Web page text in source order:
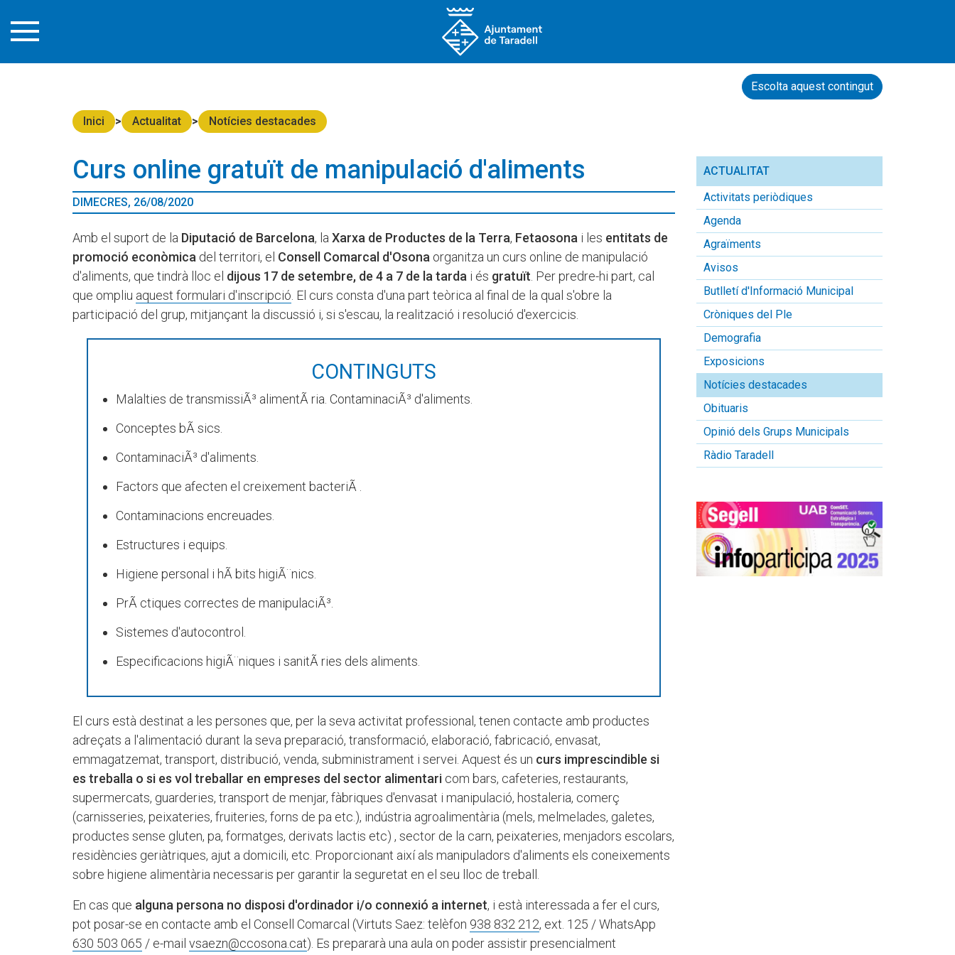
Escolta aquest contingut
Inici Actualitat Notícies destacades
Curs online gratuït de manipulació d'aliments
DIMECRES, 26/08/2020
Amb el suport de la Diputació de Barcelona, la Xarxa de Productes de la Terra, Fetaosona i les entitats de
promoció econòmica del territori, el Consell Comarcal d'Osona organitza un curs online de manipulació
d'aliments, que tindrà lloc el dijous 17 de setembre, de 4 a 7 de la tarda i és gratuït . Per predre-hi part, cal
que ompliu aquest formulari d'inscripció . El curs consta d'una part teòrica al final de la qual s'obre la
participació del grup, mitjançant la discussió i, si s'escau, la realització i resolució d'exercicis.
CONTINGUTS
Malalties de transmissiÃ³ alimentÃ ria. ContaminaciÃ³ d'aliments.
Conceptes bÃ sics.
ContaminaciÃ³ d'aliments.
Factors que afecten el creixement bacteriÃ .
Contaminacions encreuades.
Estructures i equips.
Higiene personal i hÃ bits higiÃ¨nics.
PrÃ ctiques correctes de manipulaciÃ³.
Sistemes d'autocontrol.
Especificacions higiÃ¨niques i sanitÃ ries dels aliments.
El curs està destinat a les persones que, per la seva activitat professional, tenen contacte amb productes
adreçats a l'alimentació durant la seva preparació, transformació, elaboració, fabricació, envasat,
emmagatzemat, transport, distribució, venda, subministrament i servei. Aquest és un curs imprescindible si
es treballa o si es vol treballar en empreses del sector alimentari com bars, cafeteries, restaurants,
supermercats, guarderies, transport de menjar, fàbriques d'envasat i manipulació, hostaleria, comerç
(carnisseries, peixateries, fruiteries, forns de pa etc.), indústria agroalimentària (mels, melmelades, galetes,
productes sense gluten, pa, formatges, derivats lactis etc) , sector de la carn, peixateries, menjadors escolars,
residències geriàtriques, ajut a domicili, etc. Proporcionant així als manipuladors d'aliments els coneixements
sobre higiene alimentària necessaris per garantir la seguretat en el seu lloc de treball.
En cas que alguna persona no disposi d'ordinador i/o connexió a internet, i està interessada a fer el curs,
pot posar-se en contacte amb el Consell Comarcal (Virtuts Saez: telèfon 938 832 212, ext. 125 / WhatsApp
630 503 065 / e-mail vsaezn@ccosona.cat). Es prepararà una aula on poder assistir presencialment
ACTUALITAT
Activitats periòdiques
Agenda
Agraïments
Avisos
Butlletí d'Informació Municipal
Cròniques del Ple
Demografia
Exposicions
Notícies destacades
Obituaris
Opinió dels Grups Municipals
Ràdio Taradell